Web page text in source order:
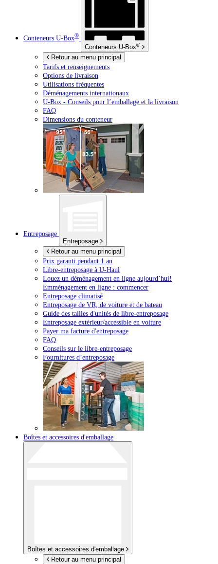
Conteneurs U-Box®
Conteneurs U-Box®
Retour au menu principal
Tarifs et renseignements
Options de livraison
Utilisations fréquentes
Déménagements internationaux
U-Box - Conseils pour l’emballage et la livraison
FAQ
Dimensions du conteneur
Entreposage
Entreposage
Retour au menu principal
Prix garanti pendant 1 an
Libre-entreposage à U-Haul
Louez un déménagement en ligne aujourd’hui!
Emménagement en ligne : commencer
Entreposage climatisé
Entreposage de VR, de voiture et de bateau
Guide des tailles d'unités de libre-entreposage
Entreposage extérieur/accessible en voiture
Payer ma facture d'entreposage
FAQ
Conseils sur le libre-entreposage
Fournitures d’entreposage
Boîtes et accessoires d'emballage
Boîtes et accessoires d'emballage
Retour au menu principal